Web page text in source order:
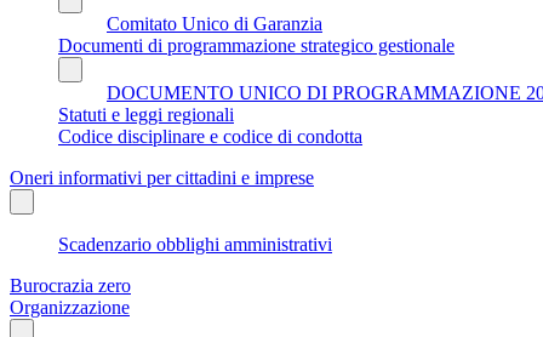
Comitato Unico di Garanzia
Documenti di programmazione strategico gestionale
DOCUMENTO UNICO DI PROGRAMMAZIONE
Statuti e leggi regionali
Codice disciplinare e codice di condotta
Oneri informativi per cittadini e imprese
Scadenzario obblighi amministrativi
Burocrazia zero
Organizzazione